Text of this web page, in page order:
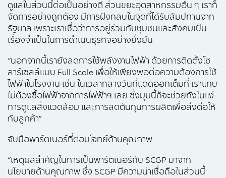
ดูแลในส่วนนี้ต่อเป็นอย่างดี ส่วนขยะอุตสาหกรรมอื่น ๆ เราก็
จัดการอย่างถูกต้อง มีการฝังกลบในจุดที่ได้รับสัมปทานจาก
รัฐบาล เพราะเราเชื่อว่าการอยู่ร่วมกับชุมชนและสังคมเป็น
เรื่องจำเป็นในการดำเนินธุรกิจอย่างยั่งยืน
“นอกจากนี้เรายังลดการใช้พลังงานไฟฟ้า ด้วยการติดตั้งโซ
ลาร์เซลล์แบบ Full Scale เพื่อให้เพียงพอต่อความต้องการใช้
ไฟฟ้าในโรงงาน เช่น ในเวลากลางวันที่แดดออกเต็มที่ เราแทบ
ไม่ต้องซื้อไฟฟ้าจากการไฟฟ้าฯ เลย ซึ่งมุมนี้ก็จะช่วยทั้งในแง่
การดูแลสิ่งแวดล้อม และการลดต้นทุนการผลิตเพื่อส่งต่อให้
กับลูกค้า”
จับมือพาร์ตเนอร์ที่ตอบโจทย์ด้านคุณภาพ
“เหตุผลสำคัญในการเป็นพาร์ตเนอร์กับ SCGP มาจาก
นโยบายด้านคุณภาพ ซึ่ง SCGP มีความน่าเชื่อถือในส่วนนี้